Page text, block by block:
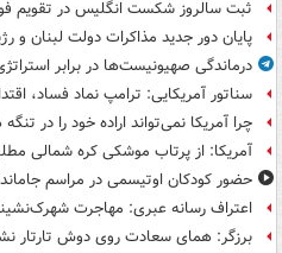
ثبت سالروز شکست انگلیس در تقویم
پایان دور جدید مذاکرات دولت لبنان و
درماندگی صهیونیست‌ها در برابر
سناتور آمریکایی: ترامپ نماد فساد،
چرا آمریکا نمی‌تواند اراده خود را در
آمریکا: از پرتاب موشکی کره شمالی
حضور کودکان اوتیسمی در مراسم
اعتراف رسانه عبری: مهاجرت شهرک‌نشینان ۵۰ درصد افزایش
برزگر: همای سعادت روی دوش تارتار